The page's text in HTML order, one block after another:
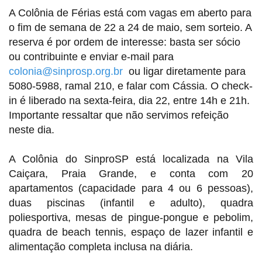
A Colônia de Férias está com vagas em aberto para
o fim de semana de 22 a 24 de maio, sem sorteio. A
reserva é por ordem de interesse: basta ser sócio
ou contribuinte e enviar e-mail para
colonia@sinprosp.org.br ou ligar diretamente para
5080-5988, ramal 210, e falar com Cássia. O check-
in é liberado na sexta-feira, dia 22, entre 14h e 21h.
Importante ressaltar que não servimos refeição
neste dia.
A Colônia do SinproSP está localizada na Vila
Caiçara, Praia Grande, e conta com 20
apartamentos (capacidade para 4 ou 6 pessoas),
duas piscinas (infantil e adulto), quadra
poliesportiva, mesas de pingue-pongue e pebolim,
quadra de beach tennis, espaço de lazer infantil e
alimentação completa inclusa na diária.